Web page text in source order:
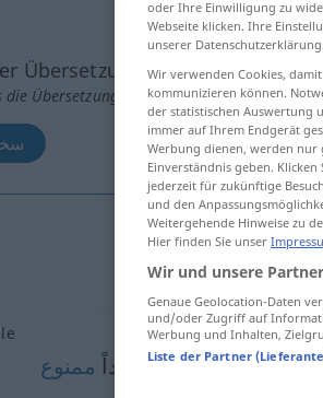
Übersetzungen
die Übersetzung anklicken/antippen)
سخت [saxt]
سخت‌گیر [saxt-gir]
اكیداً ممنوع [akidan mamnu']
oder Ihre Einwilligung zu
Webseite klicken. Ihre
unserer Datenschutzerklärung.
Wir verwenden Cookies,
kommunizieren können.
der statistischen Auswertung
immer auf Ihrem Endgerät
Werbung dienen, werden nur
Einverständnis geben.
jederzeit für zukünftige
und den
Weitergehende Hinweise zu
Hier finden Sie unser
Wir und unsere
Genaue Geolocation-Daten
und/oder Zugriff auf
Werbung und Inhalten,
Liste der Partner